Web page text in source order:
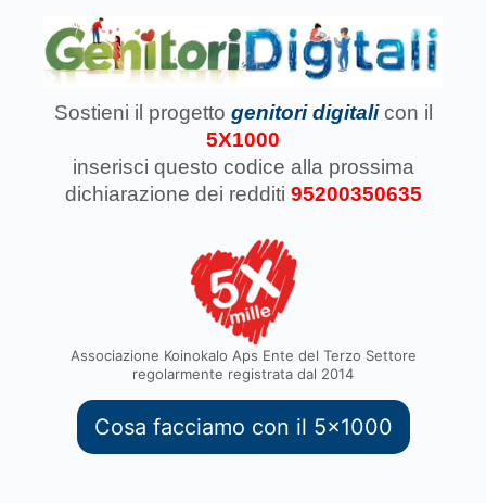
Sostieni il progetto genitori digitali con il
5X1000
inserisci questo codice alla prossima
dichiarazione dei redditi 95200350635
Associazione Koinokalo Aps Ente del Terzo Settore
regolarmente registrata dal 2014
Cosa facciamo con il 5x1000